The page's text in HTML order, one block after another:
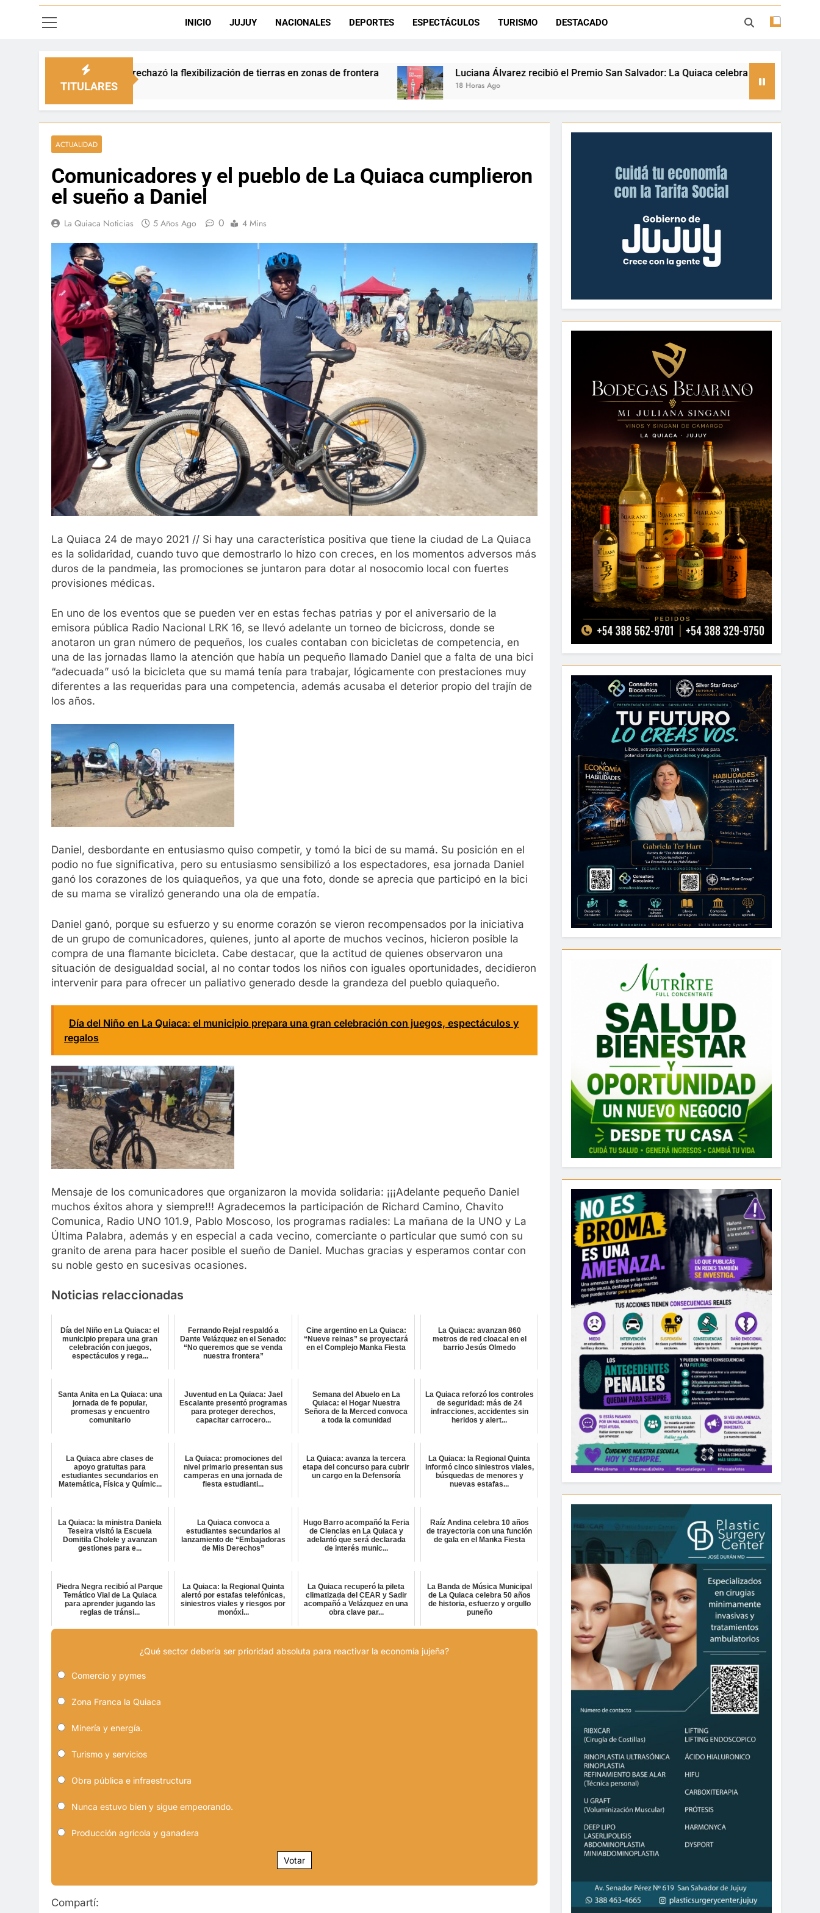
Día del Niño en La Quiaca: el municipio prepara una gran celebración con juegos, espectáculos y regalos
INICIO JUJUY NACIONALES DEPORTES ESPECTÁCULOS TURISMO DESTACADO
TITULARES
rechazó la flexibilización de tierras en zonas de frontera Luciana Álvarez recibió el Premio San Salvador: La Quiaca celebra a una referente nacional del taekwondo
ACTUALIDAD
Comunicadores y el pueblo de La Quiaca cumplieron
el sueño a Daniel
La Quiaca Noticias 5 Años Ago 0 4 Mins
La Quiaca 24 de mayo 2021 // Si hay una característica positiva que tiene la ciudad de La Quiaca
es la solidaridad, cuando tuvo que demostrarlo lo hizo con creces, en los momentos adversos más
duros de la pandmeia, las promociones se juntaron para dotar al nosocomio local con fuertes
provisiones médicas.
En uno de los eventos que se pueden ver en estas fechas patrias y por el aniversario de la
emisora pública Radio Nacional LRK 16, se llevó adelante un torneo de bicicross, donde se
anotaron un gran número de pequeños, los cuales contaban con bicicletas de competencia, en
una de las jornadas llamo la atención que había un pequeño llamado Daniel que a falta de una bici
“adecuada” usó la bicicleta que su mamá tenía para trabajar, lógicamente con prestaciones muy
diferentes a las requeridas para una competencia, además acusaba el deterior propio del trajín de
los años.
Daniel, desbordante en entusiasmo quiso competir, y tomó la bici de su mamá. Su posición en el
podio no fue significativa, pero su entusiasmo sensibilizó a los espectadores, esa jornada Daniel
ganó los corazones de los quiaqueños, ya que una foto, donde se aprecia que participó en la bici
de su mama se viralizó generando una ola de empatía.
Daniel ganó, porque su esfuerzo y su enorme corazón se vieron recompensados por la iniciativa
de un grupo de comunicadores, quienes, junto al aporte de muchos vecinos, hicieron posible la
compra de una flamante bicicleta. Cabe destacar, que la actitud de quienes observaron una
situación de desigualdad social, al no contar todos los niños con iguales oportunidades, decidieron
intervenir para para ofrecer un paliativo generado desde la grandeza del pueblo quiaqueño.
Día del Niño en La Quiaca: el municipio prepara una gran celebración con juegos, espectáculos y
regalos
Mensaje de los comunicadores que organizaron la movida solidaria: ¡¡¡Adelante pequeño Daniel
muchos éxitos ahora y siempre!!! Agradecemos la participación de Richard Camino, Chavito
Comunica, Radio UNO 101.9, Pablo Moscoso, los programas radiales: La mañana de la UNO y La
Última Palabra, además y en especial a cada vecino, comerciante o particular que sumó con su
granito de arena para hacer posible el sueño de Daniel. Muchas gracias y esperamos contar con
su noble gesto en sucesivas ocasiones.
Noticias relaccionadas
Día del Niño en La Quiaca: el
municipio prepara una gran
celebración con juegos,
espectáculos y rega...
Fernando Rejal respaldó a
Dante Velázquez en el Senado:
“No queremos que se venda
nuestra frontera”
Cine argentino en La Quiaca:
“Nueve reinas” se proyectará
en el Complejo Manka Fiesta
La Quiaca: avanzan 860
metros de red cloacal en el
barrio Jesús Olmedo
Santa Anita en La Quiaca: una
jornada de fe popular,
promesas y encuentro
comunitario
Juventud en La Quiaca: Jael
Escalante presentó programas
para proteger derechos,
capacitar carrocero...
Semana del Abuelo en La
Quiaca: el Hogar Nuestra
Señora de la Merced convoca
a toda la comunidad
La Quiaca reforzó los controles
de seguridad: más de 24
infracciones, accidentes sin
heridos y alert...
La Quiaca abre clases de
apoyo gratuitas para
estudiantes secundarios en
Matemática, Física y Químic...
La Quiaca: promociones del
nivel primario presentan sus
camperas en una jornada de
fiesta estudianti...
La Quiaca: avanza la tercera
etapa del concurso para cubrir
un cargo en la Defensoría
La Quiaca: la Regional Quinta
informó cinco siniestros viales,
búsquedas de menores y
nuevas estafas...
La Quiaca: la ministra Daniela
Teseira visitó la Escuela
Domitila Cholele y avanzan
gestiones para e...
La Quiaca convoca a
estudiantes secundarios al
lanzamiento de “Embajadoras
de Mis Derechos”
Hugo Barro acompañó la Feria
de Ciencias en La Quiaca y
adelantó que será declarada
de interés munic...
Raíz Andina celebra 10 años
de trayectoria con una función
de gala en el Manka Fiesta
Piedra Negra recibió al Parque
Temático Vial de La Quiaca
para aprender jugando las
reglas de tránsi...
La Quiaca: la Regional Quinta
alertó por estafas telefónicas,
siniestros viales y riesgos por
monóxi...
La Quiaca recuperó la pileta
climatizada del CEAR y Sadir
acompañó a Velázquez en una
obra clave par...
La Banda de Música Municipal
de La Quiaca celebra 50 años
de historia, esfuerzo y orgullo
puneño
¿Qué sector debería ser prioridad absoluta para reactivar la economía jujeña?
Comercio y pymes
Zona Franca la Quiaca
Minería y energía.
Turismo y servicios
Obra pública e infraestructura
Nunca estuvo bien y sigue empeorando.
Producción agrícola y ganadera
Votar
Compartí: